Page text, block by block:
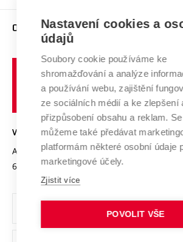
E-přihláška
Závěrečné práce
Doktorské studium
Studium bez bariér
Podpora podnikání
Mezinárodní vědecká rada
Systém zajišťování kvality výzkumu
Výzkumné infrastruktury
Transfer znalostí
Open Science
Projekty
Projekty ze strukturálních fondů
Specifický výzkum
Firemní spolupráce
Zahraniční spolupráce
Spolupráce se školami
Mezinárodní dohody
Univerzitní sítě
O UNIVERZITĚ
Profil univerzity
Udržitelná univerzita
Podnikavá univerzita / ContriBUTe
Bezpečná univerzita
Vyznamenání
Organizační struktura
Ochrana osobních údajů
Brně
VYSOKÉ UČENÍ TECHNICKÉ V BRNĚ
Antonínská 548/1
602 00 Brno
www.vut.cz
vut@vutbr.cz
Nastavení cookies a
údajů
Soubory cookie používáme ke
shromažďování a analýze
a používání webu, zajištění
ze sociálních médií a ke zlepšení
přizpůsobení obsahu a reklam.
můžeme také předávat
platformám některé osobní údaje
marketingové účely.
Zjistit více
POVOLIT VŠE